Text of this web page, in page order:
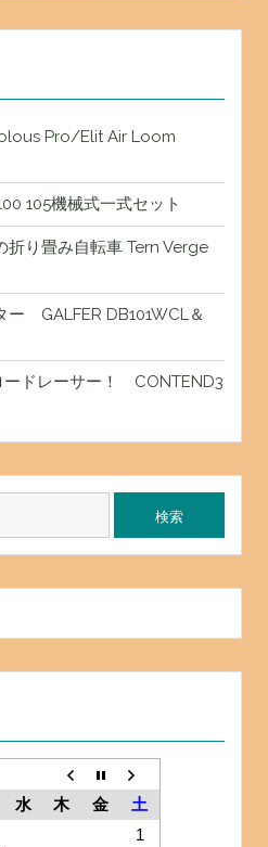
Pro/Elit Air Loom
105機械式一式セット
折り畳み自転車 Tern Verge
ー GALFER DB101WCL＆
ードレーサー！ CONTEND3
水 木 金
土
1